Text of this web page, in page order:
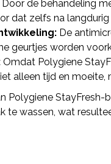
Door de behandeling
dat zelfs na
De
geurtjes worden
Omdat Polygiene
alleen tijd en
Polygiene
te wassen, wat